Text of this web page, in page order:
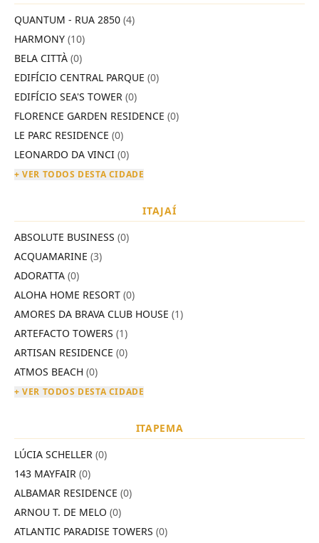
QUANTUM - RUA 2850 (4)
HARMONY (10)
BELA CITTÀ (0)
EDIFÍCIO CENTRAL PARQUE (0)
EDIFÍCIO SEA'S TOWER (0)
FLORENCE GARDEN RESIDENCE (0)
LE PARC RESIDENCE (0)
LEONARDO DA VINCI (0)
+ VER TODOS DESTA CIDADE
ITAJAÍ
ABSOLUTE BUSINESS (0)
ACQUAMARINE (3)
ADORATTA (0)
ALOHA HOME RESORT (0)
AMORES DA BRAVA CLUB HOUSE (1)
ARTEFACTO TOWERS (1)
ARTISAN RESIDENCE (0)
ATMOS BEACH (0)
+ VER TODOS DESTA CIDADE
ITAPEMA
LÚCIA SCHELLER (0)
143 MAYFAIR (0)
ALBAMAR RESIDENCE (0)
ARNOU T. DE MELO (0)
ATLANTIC PARADISE TOWERS (0)